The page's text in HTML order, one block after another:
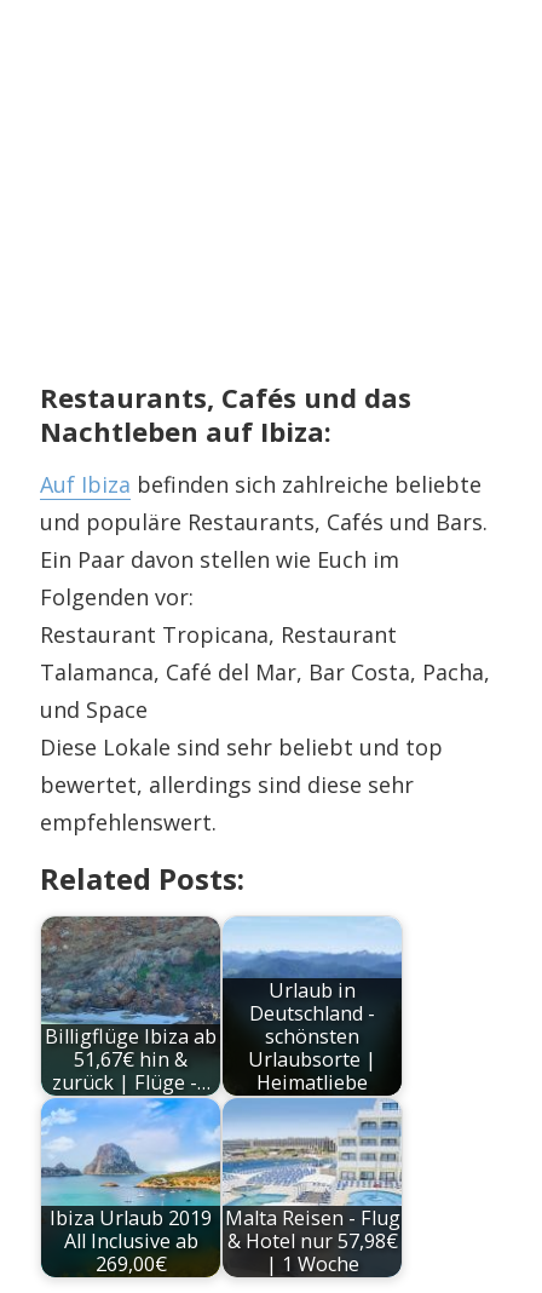
Restaurants, Cafés und das
Nachtleben auf Ibiza:
Auf Ibiza befinden sich zahlreiche beliebte
und populäre Restaurants, Cafés und Bars.
Ein Paar davon stellen wie Euch im
Folgenden vor:
Restaurant Tropicana, Restaurant
Talamanca, Café del Mar, Bar Costa, Pacha,
und Space
Diese Lokale sind sehr beliebt und top
bewertet, allerdings sind diese sehr
empfehlenswert.
Related Posts:
Billigflüge Ibiza ab
51,67€ hin &
zurück | Flüge -…
Urlaub in
Deutschland -
schönsten
Urlaubsorte |
Heimatliebe
Ibiza Urlaub 2019
All Inclusive ab
269,00€
Malta Reisen - Flug
& Hotel nur 57,98€
| 1 Woche